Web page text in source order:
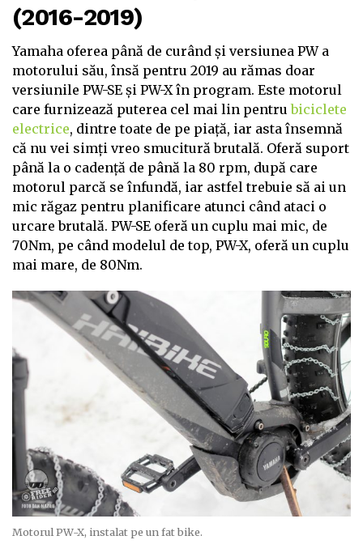
(2016-2019)
Yamaha oferea până de curând și versiunea PW a
motorului său, însă pentru 2019 au rămas doar
versiunile PW-SE și PW-X în program. Este motorul
care furnizează puterea cel mai lin pentrubiciclete
electrice, dintre toate de pe piață, iar asta însemnă
că nu vei simți vreo smucitură brutală. Oferă suport
până la o cadență de până la 80 rpm, după care
motorul parcă se înfundă, iar astfel trebuie să ai un
mic răgaz pentru planificare atunci când ataci o
urcare brutală. PW-SE oferă un cuplu mai mic, de
70Nm, pe când modelul de top, PW-X, oferă un cuplu
mai mare, de 80Nm.
Motorul PW-X, instalat pe un fat bike.